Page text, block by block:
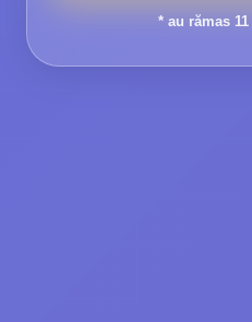
* au rămas 11